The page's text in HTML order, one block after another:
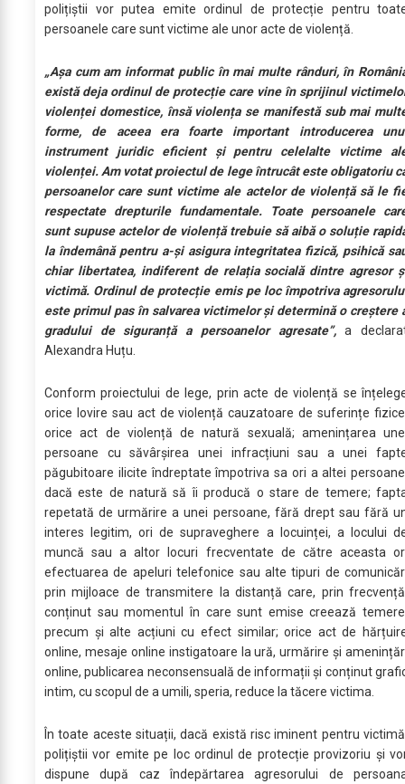
polițiștii vor putea emite ordinul de protecție pentru
persoanele care sunt victime ale unor acte de violență.
„Așa cum am informat public în mai multe rânduri, în
există deja ordinul de protecție care vine în sprijinul
violenței domestice, însă violența se manifestă sub mai
forme, de aceea era foarte important introducerea
instrument juridic eficient și pentru celelalte victime
violenței. Am votat proiectul de lege întrucât este obligatoriu
persoanelor care sunt victime ale actelor de violență să le
respectate drepturile fundamentale. Toate persoanele
sunt supuse actelor de violență trebuie să aibă o soluție
la îndemână pentru a-și asigura integritatea fizică, psihică
chiar libertatea, indiferent de relația socială dintre agresor
victimă. Ordinul de protecție emis pe loc împotriva
este primul pas în salvarea victimelor și determină o creștere
gradului de siguranță a persoanelor agresate”,a
Alexandra Huțu.
Conform proiectului de lege, prin acte de violență se
orice lovire sau act de violență cauzatoare de suferințe
orice act de violență de natură sexuală; amenințarea
persoane cu săvârșirea unei infracțiuni sau a unei
păgubitoare ilicite îndreptate împotriva sa ori a altei
dacă este de natură să îi producă o stare de temere;
repetată de urmărire a unei persoane, fără drept sau fără
interes legitim, ori de supraveghere a locuinței, a locului
muncă sau a altor locuri frecventate de către aceasta
efectuarea de apeluri telefonice sau alte tipuri de
prin mijloace de transmitere la distanță care, prin
conținut sau momentul în care sunt emise creează
precum și alte acțiuni cu efect similar; orice act de
online, mesaje online instigatoare la ură, urmărire și
online, publicarea neconsensuală de informații și conținut
intim, cu scopul de a umili, speria, reduce la tăcere victima.
În toate aceste situații, dacă există risc iminent pentru
polițiștii vor emite pe loc ordinul de protecție provizoriu și
dispune după caz îndepărtarea agresorului de